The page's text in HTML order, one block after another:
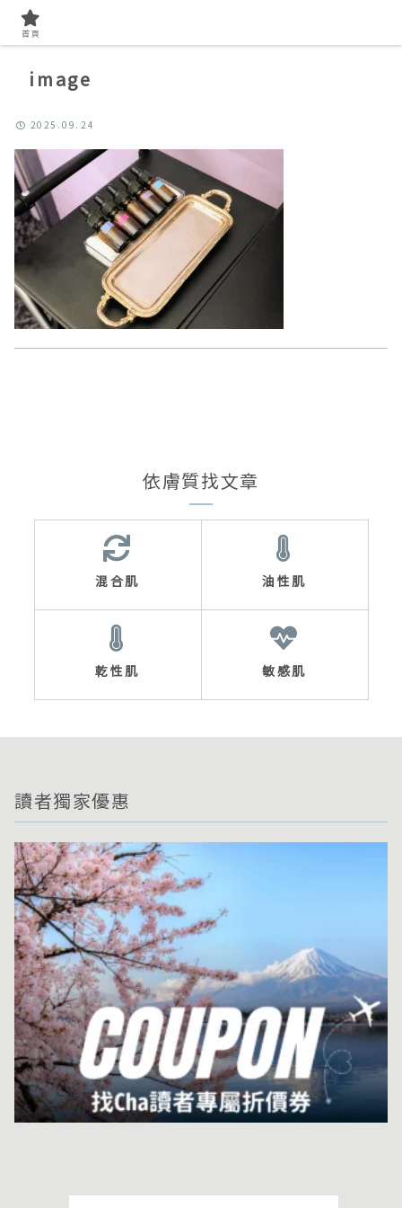
image
2025.09.24
依膚質找文章
混合肌 油性肌
乾性肌 敏感肌
讀者獨家優惠
首頁